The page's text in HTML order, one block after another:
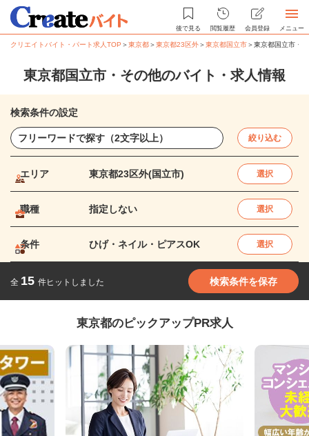
後で見る 閲覧履歴 会員登録 メニュー
クリエイトバイト・パート求人TOP ＞東京都＞東京都23区外＞東京都国立市＞東京都国立市・
東京都国立市・その他のバイト・求人情報
検索条件の設定
絞り込む
エリア 東京都23区外(国立市) 選択
職種 指定しない 選択
条件 ひげ・ネイル・ピアスOK 選択
全 15 件ヒットしました 検索条件を保存
東京都のピックアップPR求人